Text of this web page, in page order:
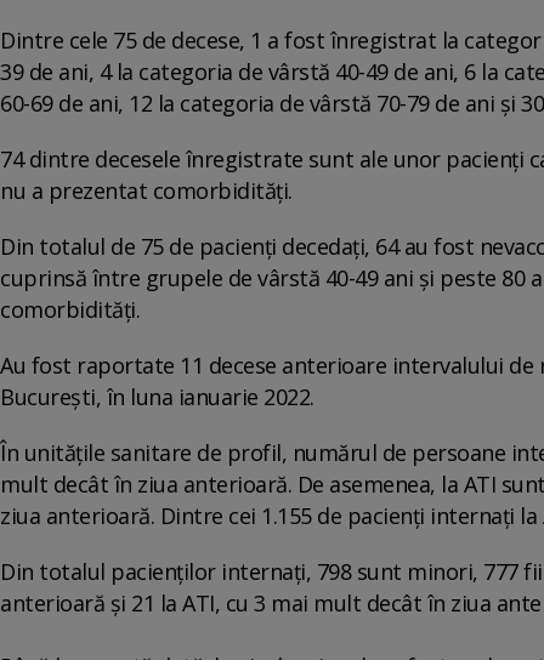
Dintre cele 75 de decese, 1 a fost înregistrat la
39 de ani, 4 la categoria de vârstă 40-49 de ani, 6 la
60-69 de ani, 12 la categoria de vârstă 70-79 de ani și
74 dintre decesele înregistrate sunt ale unor pacienți
nu a prezentat comorbidități.
Din totalul de 75 de pacienți decedați, 64 au fost
cuprinsă între grupele de vârstă 40-49 ani și peste 80
comorbidități.
Au fost raportate 11 decese anterioare intervalului
Bucureşti, în luna ianuarie 2022.
În unitățile sanitare de profil, numărul de persoane
mult decât în ziua anterioară. De asemenea, la ATI
ziua anterioară. Dintre cei 1.155 de pacienți internați la
Din totalul pacienților internați, 798 sunt minori, 777
anterioară și 21 la ATI, cu 3 mai mult decât în ziua